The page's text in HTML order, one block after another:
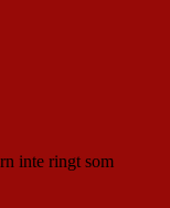
inte ringt som